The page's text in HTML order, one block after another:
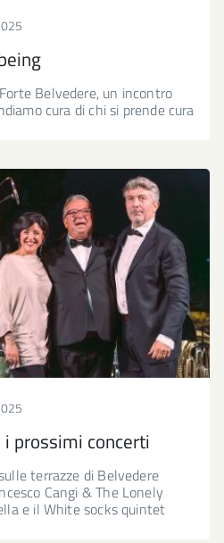
Belvedere, un incontro
cura di chi si prende cura
prossimi concerti
terrazze di Belvedere
Cangi & The Lonely
e il White socks quintet